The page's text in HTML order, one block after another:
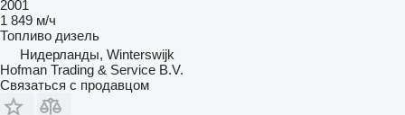
2001
1 849 м/ч
Топливо дизель
Нидерланды, Winterswijk
Hofman Trading & Service B.V.
Связаться с продавцом